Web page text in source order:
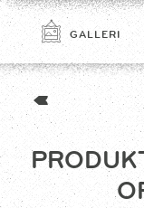
GALLERI